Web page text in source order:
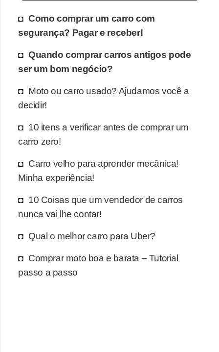
Como comprar um carro com
segurança? Pagar e receber!
Quando comprar carros antigos pode
ser um bom negócio?
Moto ou carro usado? Ajudamos você a
decidir!
10 itens a verificar antes de comprar um
carro zero!
Carro velho para aprender mecânica!
Minha experiência!
10 Coisas que um vendedor de carros
nunca vai lhe contar!
Qual o melhor carro para Uber?
Comprar moto boa e barata – Tutorial
passo a passo